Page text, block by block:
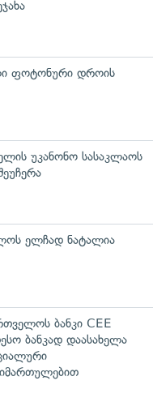
ფოტონური დროის
უკანონო სასაკლაოს
ელჩად ნატალია
ბანკი CEE
ბანკად დაასახელა